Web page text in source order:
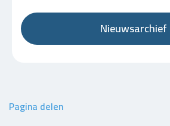
Nieuwsarchief
Pagina delen